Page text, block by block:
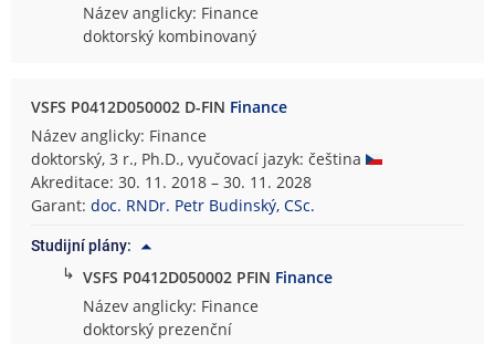
Název anglicky: Finance
doktorský kombinovaný
VSFS P0412D050002 D-FIN Finance
Název anglicky: Finance
doktorský, 3 r., Ph.D., vyučovací jazyk: čeština
Akreditace: 30. 11. 2018 – 30. 11. 2028
Garant:doc. RNDr. Petr Budinský, CSc.
Studijní plány:
↳ VSFS P0412D050002 PFIN Finance
Název anglicky: Finance
doktorský prezenční